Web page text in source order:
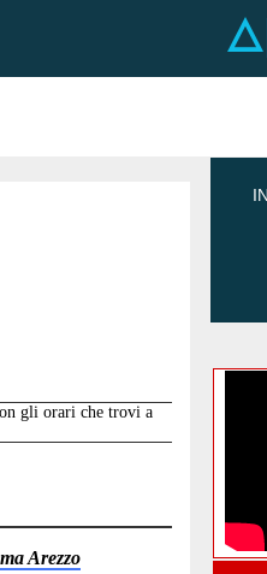
gli orari che trovi a
Arezzo